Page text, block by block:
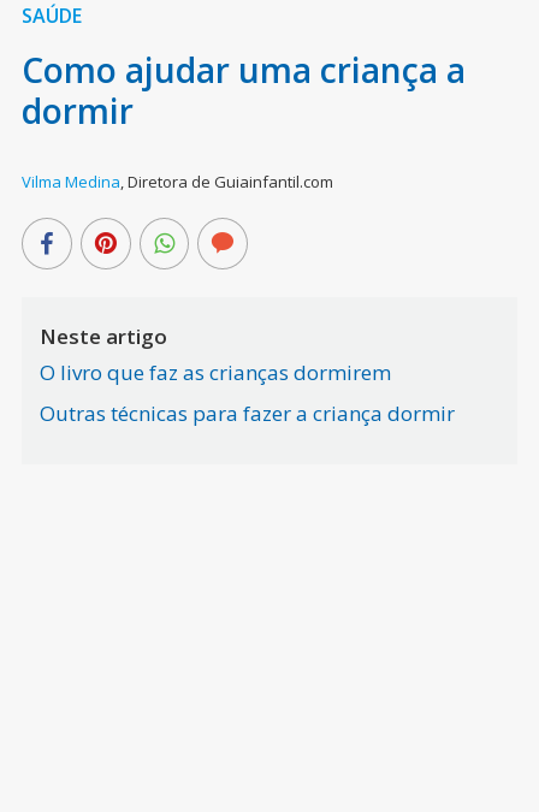
SAÚDE
Como ajudar uma criança a
dormir
Vilma Medina,Diretora de Guiainfantil.com
Neste artigo
O livro que faz as crianças dormirem
Outras técnicas para fazer a criança dormir